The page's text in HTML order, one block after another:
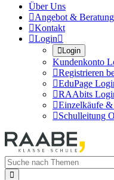
Über Uns
Angebot & Beratung
Kontakt
Login
Login
Kundenkonto
Registrieren
EduPage
RAAbits
Einzelkäufe
Schulleitung
